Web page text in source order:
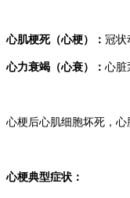
心肌梗死（心梗）： 冠状
心力衰竭（心衰）： 心脏
心梗后心肌细胞坏死，
心梗典型症状：